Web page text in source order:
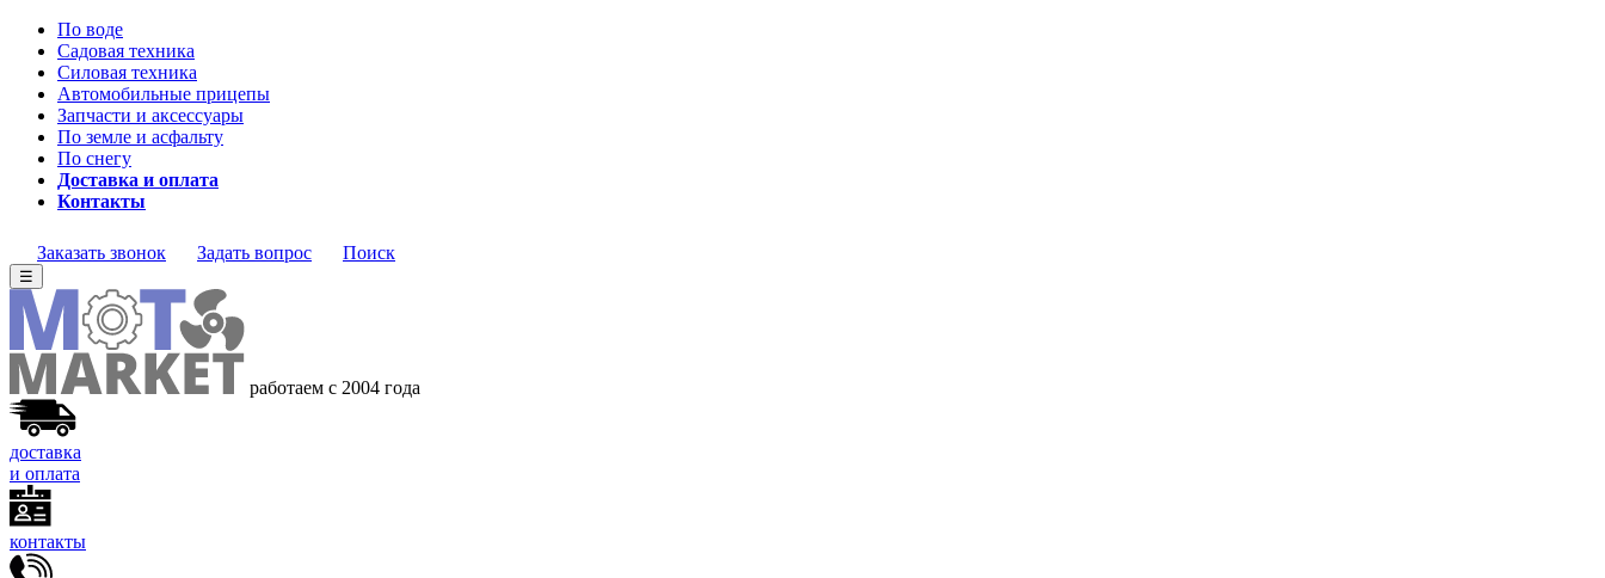
По воде
Садовая техника
Силовая техника
Автомобильные прицепы
Запчасти и аксессуары
По земле и асфальту
По снегу
Доставка и оплата
Контакты
Заказать звонок Задать вопрос Поиск
☰
работаем с 2004 года
доставка
и оплата
контакты